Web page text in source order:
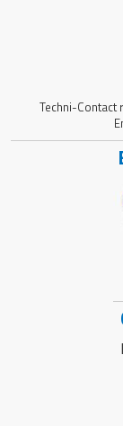
Techni-Contact